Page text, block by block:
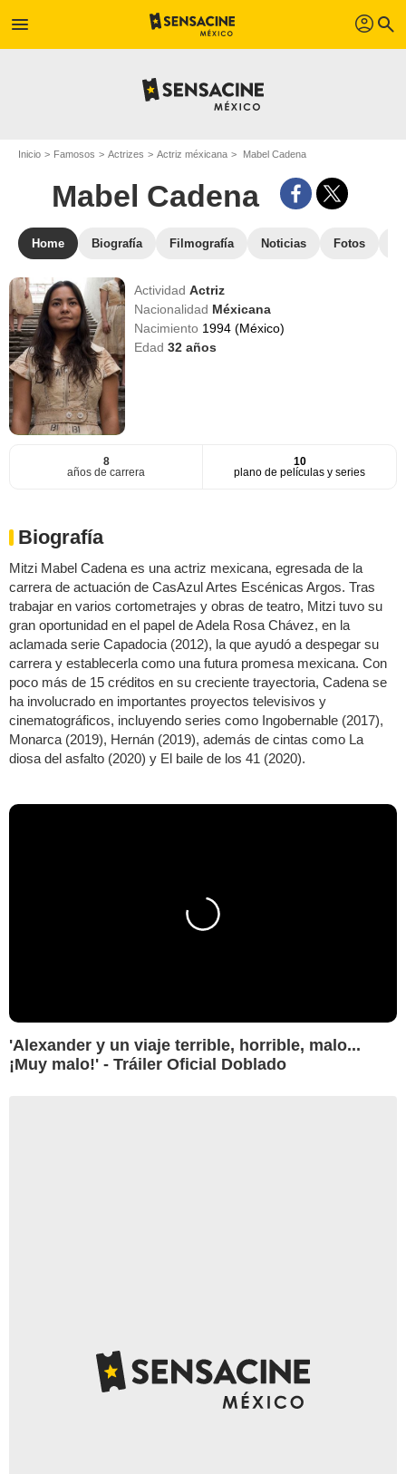
menu profil search
Inicio Famosos Actrizes Actriz méxicana Mabel Cadena
Mabel Cadena
Home Biografía Filmografía Noticias Fotos
ActividadActriz
Nacionalidad Méxicana
Nacimiento 1994 (México)
Edad32 años
8
años de carrera
10
plano de películas y series
Biografía
Mitzi Mabel Cadena es una actriz mexicana, egresada de la
carrera de actuación de CasAzul Artes Escénicas Argos. Tras
trabajar en varios cortometrajes y obras de teatro, Mitzi tuvo su
gran oportunidad en el papel de Adela Rosa Chávez, en la
aclamada serie Capadocia (2012), la que ayudó a despegar su
carrera y establecerla como una futura promesa mexicana. Con
poco más de 15 créditos en su creciente trayectoria, Cadena se
ha involucrado en importantes proyectos televisivos y
cinematográficos, incluyendo series como Ingobernable (2017),
Monarca (2019), Hernán (2019), además de cintas como La
diosa del asfalto (2020) y El baile de los 41 (2020).
'Alexander y un viaje terrible, horrible, malo...
¡Muy malo!' - Tráiler Oficial Doblado